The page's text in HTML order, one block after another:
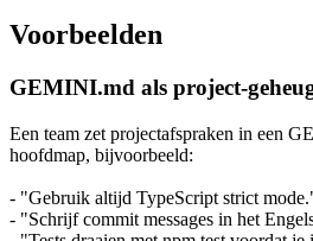
Voorbeelden
GEMINI.md als project-
Een team zet projectafspraken in een
hoofdmap, bijvoorbeeld:
- "Gebruik altijd TypeScript strict
- "Schrijf commit messages in het